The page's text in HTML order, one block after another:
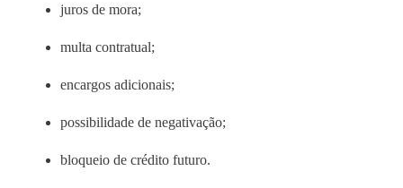
juros de mora;
multa contratual;
encargos adicionais;
possibilidade de negativação;
bloqueio de crédito futuro.